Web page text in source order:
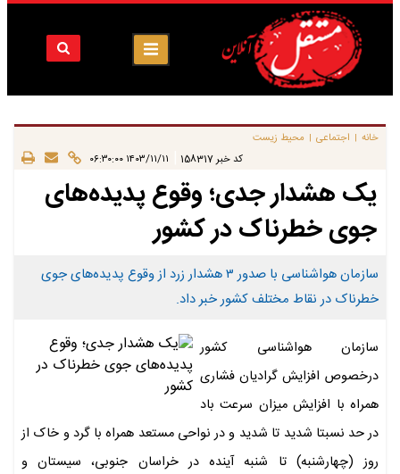
خانه | اجتماعی | محیط زیست
کد خبر 158317 ۱۴۰۳/۱۱/۱۱ ۰۶:۳۰:۰۰
یک هشدار جدی؛ وقوع پدیده‌های
جوی خطرناک در کشور
سازمان هواشناسی با صدور ۳ هشدار زرد از وقوع پدیده‌های جوی
خطرناک در نقاط مختلف کشور خبر داد.
سازمان هواشناسی کشور
درخصوص افزایش گرادیان فشاری
همراه با افزایش میزان سرعت باد
در حد نسبتا شدید تا شدید و در نواحی مستعد همراه با گرد و خاک از
روز (چهارشنبه) تا شنبه آینده در خراسان جنوبی، سیستان و